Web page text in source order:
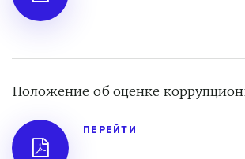
Положение об оценке
ПЕРЕЙТИ